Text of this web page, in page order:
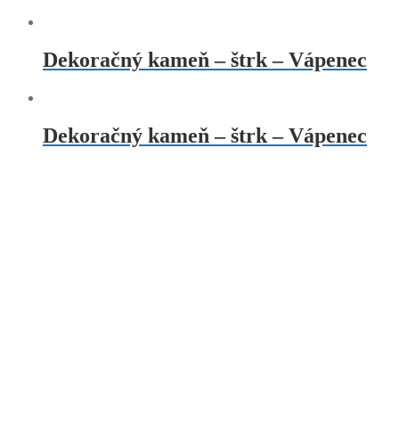
Dekoračný kameň – štrk – Vápenec
Dekoračný kameň – štrk – Vápenec